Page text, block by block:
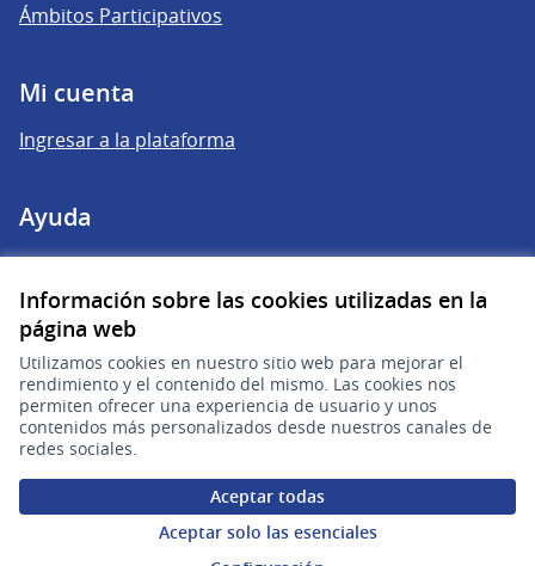
Información sobre las cookies utilizadas en la
página web
Utilizamos cookies en nuestro sitio web para mejorar el
rendimiento y el contenido del mismo. Las cookies nos
permiten ofrecer una experiencia de usuario y unos
contenidos más personalizados desde nuestros canales de
redes sociales.
Aceptar todas
Aceptar solo las esenciales
Ámbitos Participativos
Mi cuenta
Ingresar a la plataforma
Ayuda
Preguntas frecuentes
Enlaces
Actividad
Encuentros
Descargar ficheros de datos abiertos